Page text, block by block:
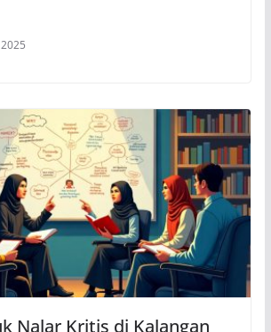
Nalar Kritis di Kalangan